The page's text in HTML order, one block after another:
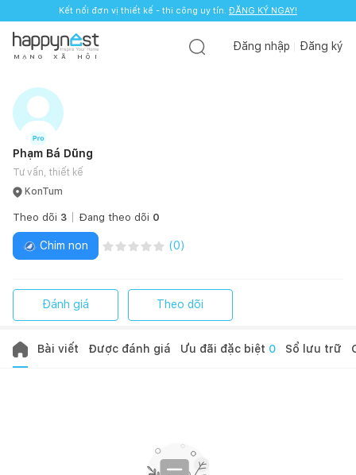
Kết nối đơn vị thiết kế - thi công uy tín. ĐĂNG KÝ NGAY!
M Ạ N G X Ã H Ộ I
Đăng nhập Đăng ký
Phạm Bá Dũng
Tư vấn, thiết kế
KonTum
Theo dõi 3 Đang theo dõi 0
Chim non (0)
Đánh giá Theo dõi
Bài viết Được đánh giá Ưu đãi đặc biệt 0 Sổ lưu trữ